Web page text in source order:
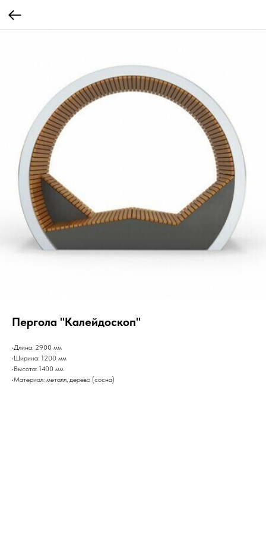
Пергола "Калейдоскоп"
•Длина: 2900 мм
•Ширина: 1200 мм
•Высота: 1400 мм
•Материал: металл, дерево (сосна)